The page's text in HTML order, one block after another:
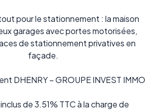
pour le stationnement : la maison
garages avec portes motorisées,
de stationnement privatives en
façade.
DHENRY – GROUPE INVEST IMMO
de 3.51% TTC à la charge de